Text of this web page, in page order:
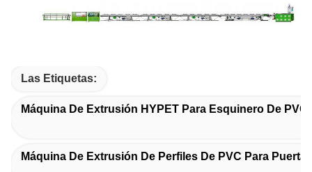
Las Etiquetas:
Máquina De Extrusión HYPET Para Esquinero De PVC
Máquina De Extrusión De Perfiles De PVC Para Puertas